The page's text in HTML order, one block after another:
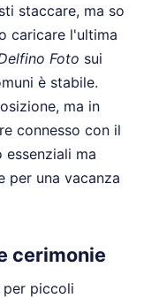
staccare, ma so
caricare l'ultima
Foto sui
è stabile.
ma in
connesso con il
ma
per una vacanza
cerimonie
per piccoli